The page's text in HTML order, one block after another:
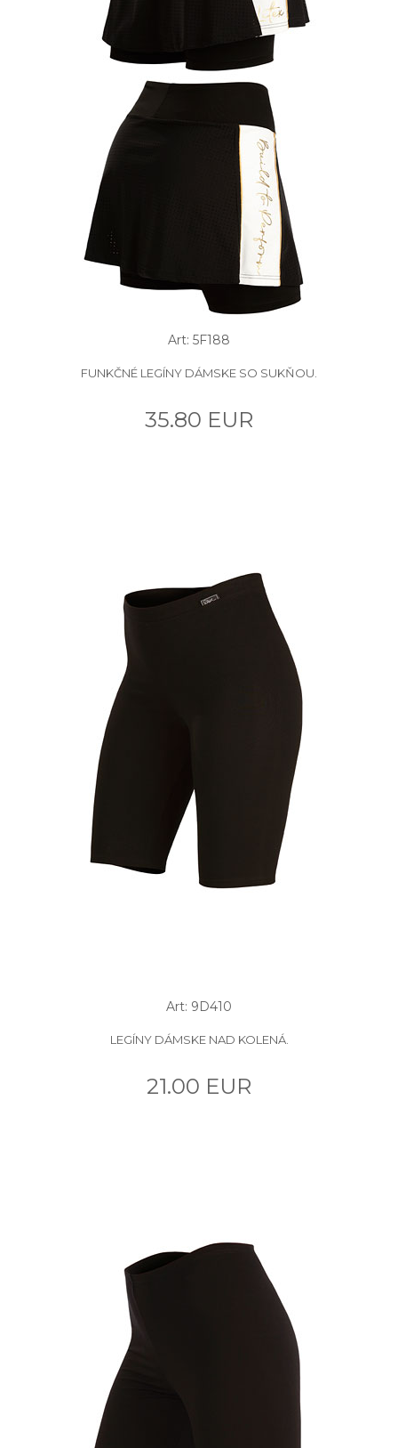
Art: 5F188
FUNKČNÉ LEGÍNY DÁMSKE SO SUKŇOU.
35.80 EUR
Art: 9D410
LEGÍNY DÁMSKE NAD KOLENÁ.
21.00 EUR